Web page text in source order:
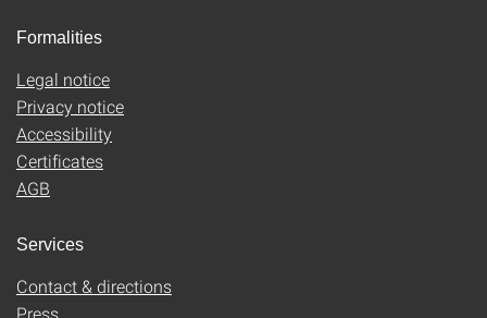
Formalities
Legal notice
Privacy notice
Accessibility
Certificates
AGB
Services
Contact & directions
Press